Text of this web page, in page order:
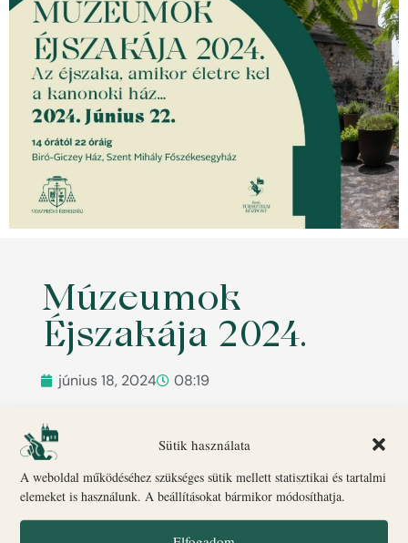
Sütik használata
A weboldal működéséhez szükséges sütik mellett statisztikai és tartalmi
elemeket is használunk. A beállításokat bármikor módosíthatja.
Múzeumok
Éjszakája 2024.
június 18, 2024 08:19